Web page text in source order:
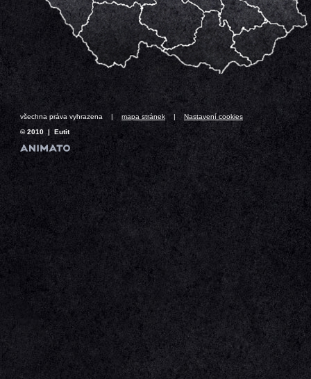
všechna práva vyhrazena | mapa stránek |Nastavení cookies
© 2010 | Eutit